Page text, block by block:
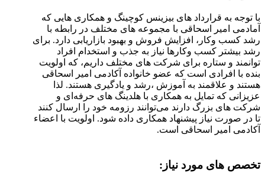
با توجه به قرارداد های بیزینس کوچینگ و همکاری هایی که
آمادمی امیر اسحاقی با مجموعه های مختلف در رابطه با
رشد کسب وکار، افزایش فروش و بهبود بازاریابی دارد. برای
رشد بیشتر کسب وکارها نیاز به جذب و استخدام افراد
توانمند و ستاره برای شرکت های مختلف داریم، که اولویت
بنده با افرادی است که عضو خانواده آکادمی امیر اسحاقی
هستند و علاقمند به آموزش ،رشد و یادگیری هستند. لذا
عزیزانی که تمایل به همکاری با هلدینگ های حرفه‌ای و
شرکت های بزرگ دارند می‌توانند رزومه خود را ارسال کنند
تا در صورت نیاز پیشنهاد همکاری داده شود. اولویت با اعضاء
آکادمی امیر اسحاقی است.
تخصص های مورد نیاز: